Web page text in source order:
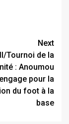
Next
Tournoi de la
: Anoumou
pour la
du foot à la
base